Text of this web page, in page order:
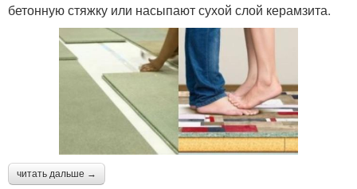
бетонную стяжку или насыпают сухой слой керамзита.
читать дальше →